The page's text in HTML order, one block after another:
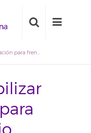
'Hay que sensibilizar a la población para frenar el cambio climático'